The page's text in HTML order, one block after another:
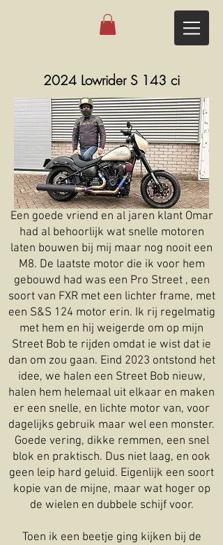
2024 Lowrider S 143 ci
Een goede vriend en al jaren klant Omar
had al behoorlijk wat snelle motoren
laten bouwen bij mij maar nog nooit een
M8. De laatste motor die ik voor hem
gebouwd had was een Pro Street , een
soort van FXR met een lichter frame, met
een S&S 124 motor erin. Ik rij regelmatig
met hem en hij weigerde om op mijn
Street Bob te rijden omdat ie wist dat ie
dan om zou gaan. Eind 2023 ontstond het
idee, we halen een Street Bob nieuw,
halen hem helemaal uit elkaar en maken
er een snelle, en lichte motor van, voor
dagelijks gebruik maar wel een monster.
Goede vering, dikke remmen, een snel
blok en praktisch. Dus niet laag, en ook
geen leip hard geluid. Eigenlijk een soort
kopie van de mijne, maar wat hoger op
de wielen en dubbele schijf voor.
Toen ik een beetje ging kijken bij de